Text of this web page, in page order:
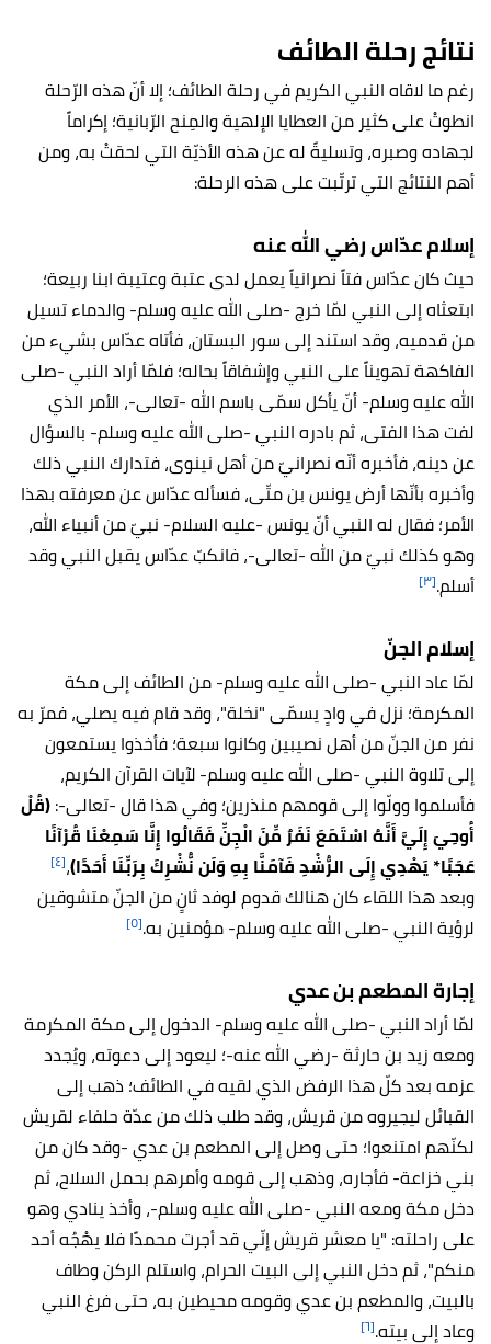
نتائج رحلة الطائف
رغم ما لاقاه النبي الكريم في رحلة الطائف؛ إلا أنّ هذه الرّحلة
انطوتْ على كثير من العطايا الإلهية والمِنح الرّبانية؛ إكراماً
لجهاده وصبره، وتسليةً له عن هذه الأذيّة التي لحقتْ به، ومن
أهم النتائج التي ترتّبت على هذه الرحلة:
إسلام عدّاس رضي الله عنه
حيث كان عدّاس فتاً نصرانياً يعمل لدى عتبة وعتيبة ابنا ربيعة؛
ابتعثاه إلى النبي لمّا خرج -صلى الله عليه وسلم- والدماء تسيل
من قدميه، وقد استند إلى سور البستان، فأتاه عدّاس بشيء من
الفاكهة تهويناً على النبي وإشفاقاً بحاله؛ فلمّا أراد النبي -صلى
الله عليه وسلم- أنّ يأكل سمّى باسم الله -تعالى-، الأمر الذي
لفت هذا الفتى، ثم بادره النبي -صلى الله عليه وسلم- بالسؤال
عن دينه، فأخبره أنّه نصرانيّ من أهل نينوى، فتدارك النبي ذلك
وأخبره بأنّها أرض يونس بن متّى، فسأله عدّاس عن معرفته بهذا
الأمر؛ فقال له النبي أنّ يونس -عليه السلام- نبيّ من أنبياء الله،
وهو كذلك نبيّ من الله -تعالى-، فانكبّ عدّاس يقبل النبي وقد
أسلم.[٣]
إسلام الجنّ
لمّا عاد النبي -صلى الله عليه وسلم- من الطائف إلى مكة
المكرمة؛ نزل في وادٍ يسمّى "نخلة"، وقد قام فيه يصلي، فمرّ به
نفر من الجنّ من أهل نصيبين وكانوا سبعة؛ فأخذوا يستمعون
إلى تلاوة النبي -صلى الله عليه وسلم- لآيات القرآن الكريم،
فأسلموا وولّوا إلى قومهم منذرين؛ وفي هذا قال -تعالى-:(قُلْ
أُوحِيَ إِلَيَّ أَنَّهُ اسْتَمَعَ نَفَرٌ مِّنَ الْجِنِّ فَقَالُوا إِنَّا سَمِعْنَا قُرْآنًا
عَجَبًا* يَهْدِي إِلَى الرُّشْدِ فَآمَنَّا بِهِ وَلَن نُّشْرِكَ بِرَبِّنَا أَحَدًا)،[٤]
وبعد هذا اللقاء كان هنالك قدوم لوفد ثانٍ من الجنّ متشوقين
لرؤية النبي -صلى الله عليه وسلم- مؤمنين به.[٥]
إجارة المطعم بن عدي
لمّا أراد النبي -صلى الله عليه وسلم- الدخول إلى مكة المكرمة
ومعه زيد بن حارثة -رضي الله عنه-؛ ليعود إلى دعوته، ويُجدد
عزمه بعد كلّ هذا الرفض الذي لقيه في الطائف؛ ذهب إلى
القبائل ليجيروه من قريش، وقد طلب ذلك من عدّة حلفاء لقريش
لكنّهم امتنعوا؛ حتى وصل إلى المطعم بن عدي -وقد كان من
بني خزاعة- فأجاره، وذهب إلى قومه وأمرهم بحمل السلاح، ثم
دخل مكة ومعه النبي -صلى الله عليه وسلم-، وأخذ ينادي وهو
على راحلته: "يا معشر قريش إنّي قد أجرت محمدًا فلا يهْجُه أحد
منكم"، ثم دخل النبي إلى البيت الحرام، واستلم الركن وطاف
بالبيت، والمطعم بن عدي وقومه محيطين به، حتى فرغ النبي
وعاد إلى بيته.[٦]